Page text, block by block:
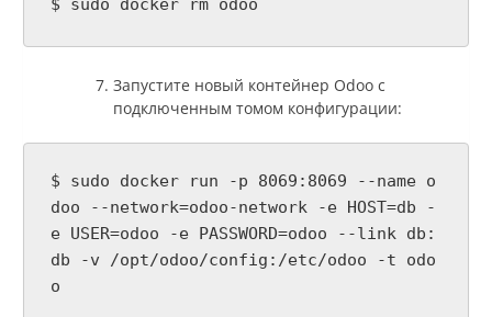
$ sudo docker rm odoo
Запустите новый контейнер Odoo с
подключенным томом конфигурации:
$ sudo docker run -p 8069:8069 --name o
doo --network=odoo-network -e HOST=db -
e USER=odoo -e PASSWORD=odoo --link db:
db -v /opt/odoo/config:/etc/odoo -t odo
o